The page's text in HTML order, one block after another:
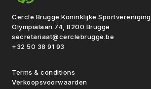
Cercle Brugge Koninklijke Sportvereniging
Olympialaan 74, 8200 Brugge
secretariaat@cerclebrugge.be
+32 50 38 91 93
Terms & conditions
Verkoopsvoorwaarden